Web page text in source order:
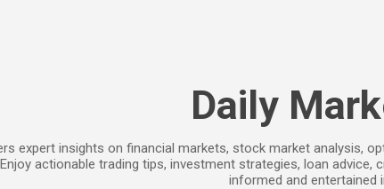
Daily
expert insights on financial markets, stock market analysis,
actionable trading tips, investment strategies, loan
informed and entertained